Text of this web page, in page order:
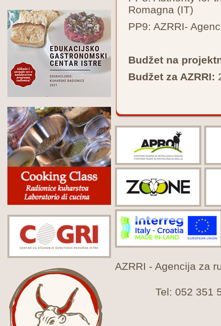
Romagna (IT)
PP9: AZRRI-
Budžet na
Budžet za AZRRI:
AZRRI - Agencija za
Tel: 052 351